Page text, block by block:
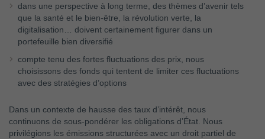
dans une perspective à long terme, des thèmes d’avenir tels
que la santé et le bien-être, la révolution verte, la
digitalisation… doivent certainement figurer dans un
portefeuille bien diversifié
compte tenu des fortes fluctuations des prix, nous
choisissons des fonds qui tentent de limiter ces fluctuations
avec des stratégies d’options
Dans un contexte de hausse des taux d’intérêt, nous
continuons de sous-pondérer les obligations d’État. Nous
privilégions les émissions structurées avec un droit partiel de